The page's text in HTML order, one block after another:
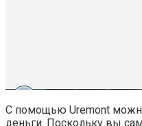
С помощью Uremont
деньги. Поскольку вы